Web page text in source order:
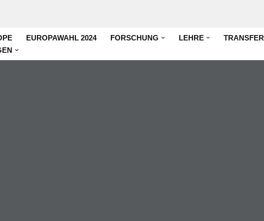
EUROPAWAHL 2024 FORSCHUNG LEHRE TRANSFER